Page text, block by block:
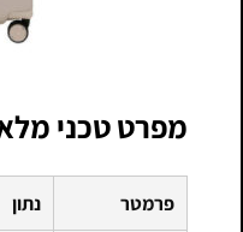
מפרט טכני מלא
פרמטר נתון